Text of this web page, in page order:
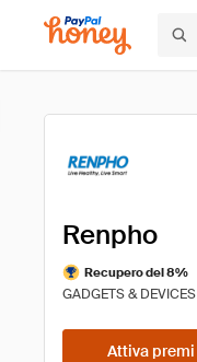
Renpho
Recupero del 8%
GADGETS & DEVICES
Attiva premi